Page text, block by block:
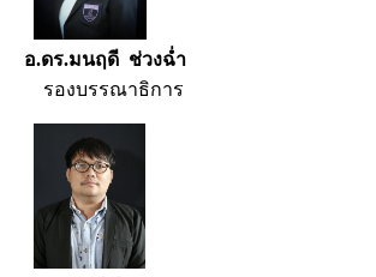
อ.ดร.มนฤดี ช่วงฉ่ำ
รองบรรณาธิการ